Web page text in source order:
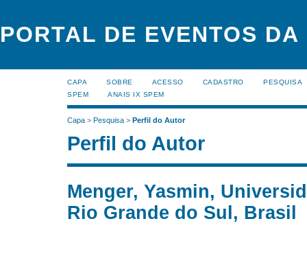
PORTAL DE EVENTOS DA
CAPA SOBRE ACESSO CADASTRO
PESQUISA
SPEM
ANAIS IX SPEM
Capa > Pesquisa > Perfil do Autor
Perfil do Autor
Menger, Yasmin,
Rio Grande do Sul, Brasil